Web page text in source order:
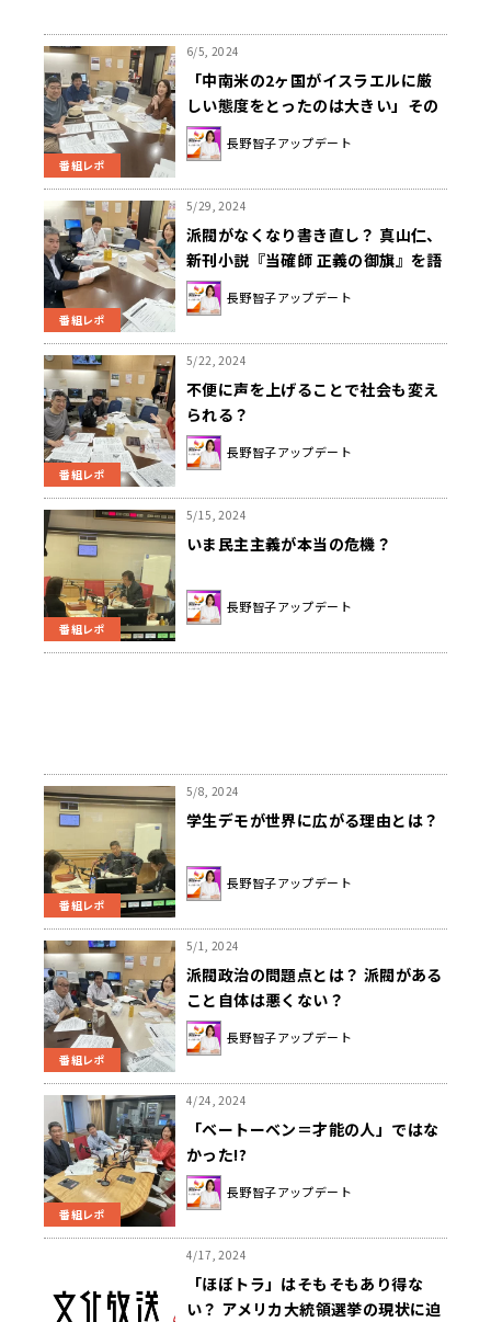
番組レポ
6/5, 2024
「中南米の2ヶ国がイスラエルに厳
しい態度をとったのは大きい」その
理由は？
長野智子アップデート
番組レポ
5/29, 2024
派閥がなくなり書き直し？ 真山仁、
新刊小説『当確師 正義の御旗』を語
る
長野智子アップデート
番組レポ
5/22, 2024
不便に声を上げることで社会も変え
られる？
長野智子アップデート
番組レポ
5/15, 2024
いま民主主義が本当の危機？
長野智子アップデート
番組レポ
5/8, 2024
学生デモが世界に広がる理由とは？
長野智子アップデート
番組レポ
5/1, 2024
派閥政治の問題点とは？ 派閥がある
こと自体は悪くない？
長野智子アップデート
番組レポ
4/24, 2024
「ベートーベン＝才能の人」ではな
かった!?
長野智子アップデート
4/17, 2024
「ほぼトラ」はそもそもあり得な
い？ アメリカ大統領選挙の現状に迫